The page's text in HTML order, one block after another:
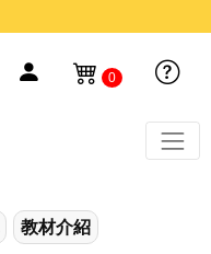
0
教材介紹